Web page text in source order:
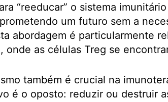
“reeducar” o sistema
um futuro sem a
abordagem é particularmente
onde as células Treg se
também é crucial na
é o oposto: reduzir ou destruir